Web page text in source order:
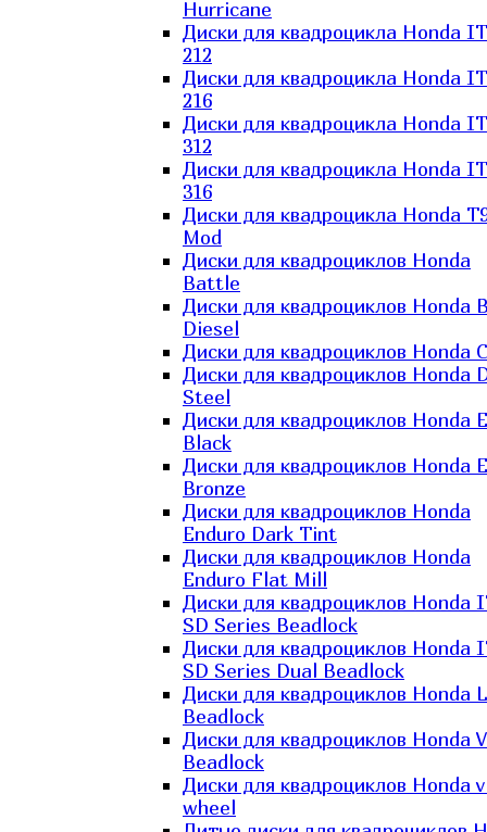
Hurricane
Диски для квадроцикла Honda
212
Диски для квадроцикла Honda
216
Диски для квадроцикла Honda
312
Диски для квадроцикла Honda
316
Диски для квадроцикла Honda
Mod
Диски для квадроциклов Honda
Battle
Диски для квадроциклов Honda
Diesel
Диски для квадроциклов Honda
Диски для квадроциклов Honda
Steel
Диски для квадроциклов Honda
Black
Диски для квадроциклов Honda
Bronze
Диски для квадроциклов Honda
Enduro Dark Tint
Диски для квадроциклов Honda
Enduro Flat Mill
Диски для квадроциклов Honda
SD Series Beadlock
Диски для квадроциклов Honda
SD Series Dual Beadlock
Диски для квадроциклов Honda
Beadlock
Диски для квадроциклов Honda
Beadlock
Диски для квадроциклов Honda
wheel